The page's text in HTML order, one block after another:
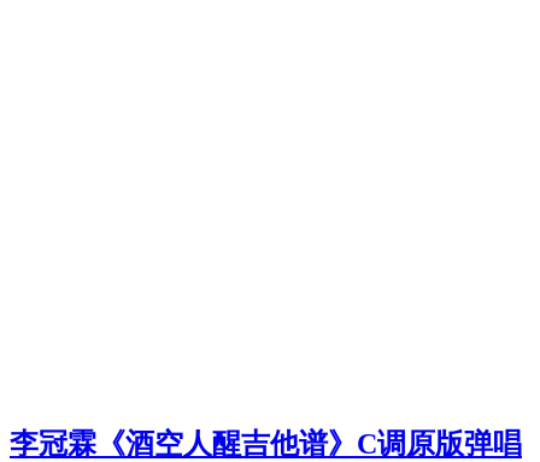
李冠霖《酒空人醒吉他谱》C调原版弹唱